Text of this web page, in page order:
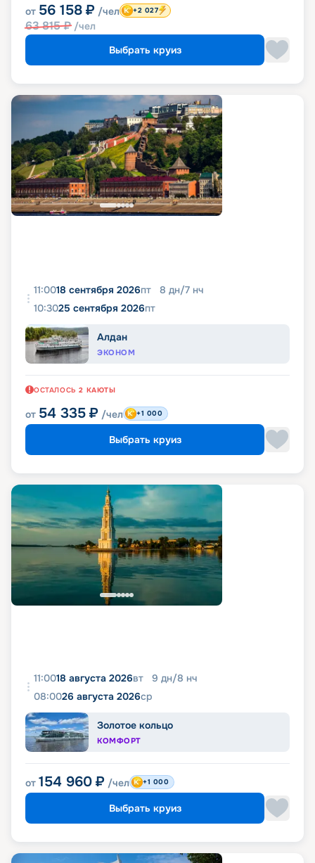
от 56 158 ₽ /чел
63 815₽ /чел
+2 027
Выбрать круиз
11:0018 сентября 2026пт 8 дн/7 нч
10:3025 сентября 2026пт
Алдан
ЭКОНОМ
ОСТАЛОСЬ 2 КАЮТЫ
от 54 335 ₽ /чел +1 000
Выбрать круиз
11:0018 августа 2026вт 9 дн/8 нч
08:0026 августа 2026ср
Золотое кольцо
КОМФОРТ
от 154 960 ₽ /чел +1 000
Выбрать круиз